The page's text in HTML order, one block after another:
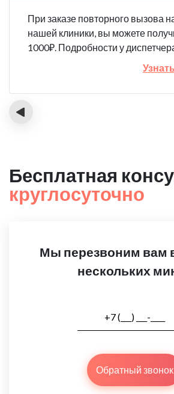
При заказе повторного вызова
нашей клиники, вы можете
1000₽. Подробности у
‹
Бесплатная
круглосуточно
Мы перезвоним вам
нескольких
Обратный звонок